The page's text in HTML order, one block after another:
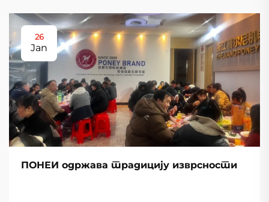
26
Jan
ПОНЕИ одржава традицију изврсности